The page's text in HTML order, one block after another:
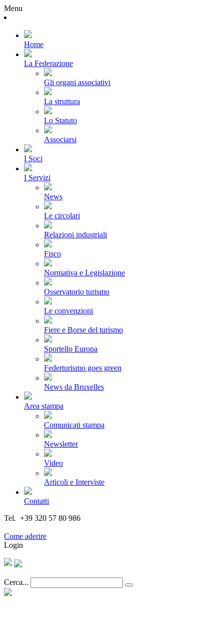
Menu
Home
La Federazione
Gli organi associativi
La struttura
Lo Statuto
Associarsi
I Soci
I Servizi
News
Le circolari
Relazioni industriali
Fisco
Normativa e Legislazione
Osservatorio turismo
Le convenzioni
Fiere e Borse del turismo
Sportello Europa
Federturismo goes green
News da Bruxelles
Area stampa
Comunicati stampa
Newsletter
Video
Articoli e Interviste
Contatti
Tel. +39 320 57 80 986
Come aderire
Login
Cerca...